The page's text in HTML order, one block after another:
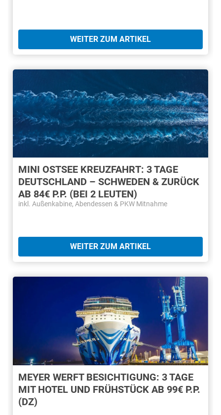
WEITER ZUM ARTIKEL
MINI OSTSEE KREUZFAHRT: 3 TAGE
DEUTSCHLAND – SCHWEDEN & ZURÜCK
AB 84€ P.P. (BEI 2 LEUTEN)
inkl. Außenkabine, Abendessen & PKW Mitnahme
WEITER ZUM ARTIKEL
MEYER WERFT BESICHTIGUNG: 3 TAGE
MIT HOTEL UND FRÜHSTÜCK AB 99€ P.P.
(DZ)